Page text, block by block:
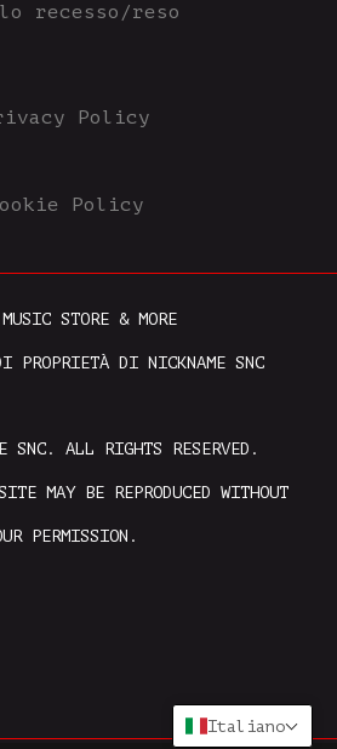
recesso/reso
Policy
Policy
MUSIC STORE & MORE
PROPRIETÀ DI NICKNAME SNC
SNC. ALL RIGHTS RESERVED.
MAY BE REPRODUCED WITHOUT
PERMISSION.
Italiano